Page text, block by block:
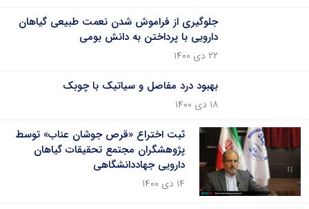
جلوگیری از فراموش شدن نعمت طبیعی گیاهان
دارویی با پرداختن به دانش بومی
۲۲ دی ۱۴۰۰
بهبود درد مفاصل و سیاتیک با چوبک
۱۸ دی ۱۴۰۰
ثبت اختراع «قرص جوشان عناب» توسط
پژوهشگران مجتمع تحقیقات گیاهان
دارویی جهاددانشگاهی
۱۴ دی ۱۴۰۰